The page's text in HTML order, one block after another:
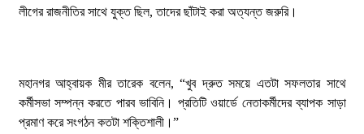
গোদাগাড়ীর শীর্ষ ব্যবসায়ী আজাদ আটক
ছাত্রদলের তিন নেতা
১৭ জুলাই, ২০২৬, ৮:০৬ অপরাহ্ন
লীগের রাজনীতির সাথে যুক্ত ছিল, তাদের ছাঁটাই করা অত্যন্ত জরুরি।
মহানগর আহ্বায়ক মীর তারেক বলেন, “খুব দ্রুত সময়ে এতটা সফলতার সাথে
কর্মীসভা সম্পন্ন করতে পারব ভাবিনি। প্রতিটি ওয়ার্ডে নেতাকর্মীদের ব্যাপক সাড়া
প্রমাণ করে সংগঠন কতটা শক্তিশালী।”